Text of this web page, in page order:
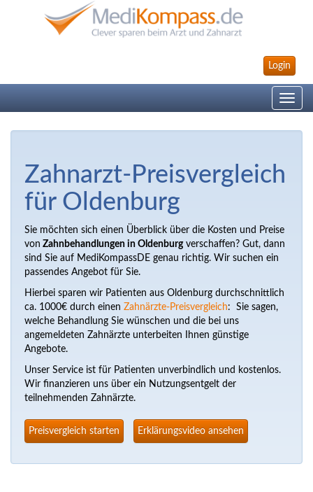
Login
Toggle
Zahnarzt-Preisvergleich
für Oldenburg
Sie möchten sich einen Überblick über die Kosten und Preise
von Zahnbehandlungen in Oldenburgverschaffen? Gut, dann
sind Sie auf MediKompassDE genau richtig. Wir suchen ein
passendes Angebot für Sie.
Hierbei sparen wir Patienten aus Oldenburg durchschnittlich
ca. 1000€ durch einen Zahnärzte-Preisvergleich: Sie sagen,
welche Behandlung Sie wünschen und die bei uns
angemeldeten Zahnärzte unterbeiten Ihnen günstige
Angebote.
Unser Service ist für Patienten unverbindlich und kostenlos.
Wir finanzieren uns über ein Nutzungsentgelt der
teilnehmenden Zahnärzte.
Preisvergleich starten Erklärungsvideo ansehen